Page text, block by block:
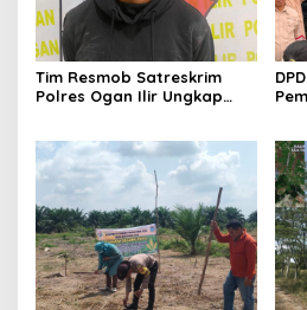
Tim Resmob Satreskrim
Polres Ogan Ilir Ungkap
Terduga Pelaku Diamankan